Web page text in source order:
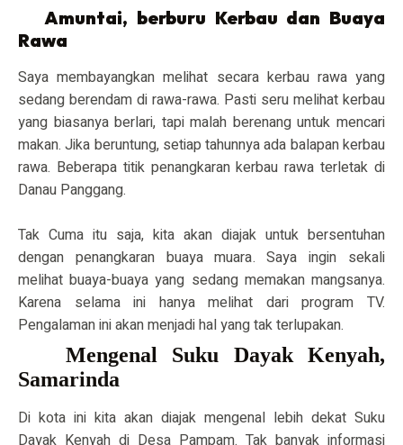
Amuntai, berburu Kerbau dan Buaya
Rawa
Saya membayangkan melihat secara kerbau rawa yang
sedang berendam di rawa-rawa. Pasti seru melihat kerbau
yang biasanya berlari, tapi malah berenang untuk mencari
makan. Jika beruntung, setiap tahunnya ada balapan kerbau
rawa. Beberapa titik penangkaran kerbau rawa terletak di
Danau Panggang.
Tak Cuma itu saja, kita akan diajak untuk bersentuhan
dengan penangkaran buaya muara. Saya ingin sekali
melihat buaya-buaya yang sedang memakan mangsanya.
Karena selama ini hanya melihat dari program TV.
Pengalaman ini akan menjadi hal yang tak terlupakan.
Mengenal Suku Dayak Kenyah,
Samarinda
Di kota ini kita akan diajak mengenal lebih dekat Suku
Dayak Kenyah di Desa Pampam. Tak banyak informasi